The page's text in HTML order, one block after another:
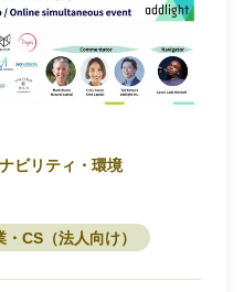
ビリティ・環境
・CS（法人向け）